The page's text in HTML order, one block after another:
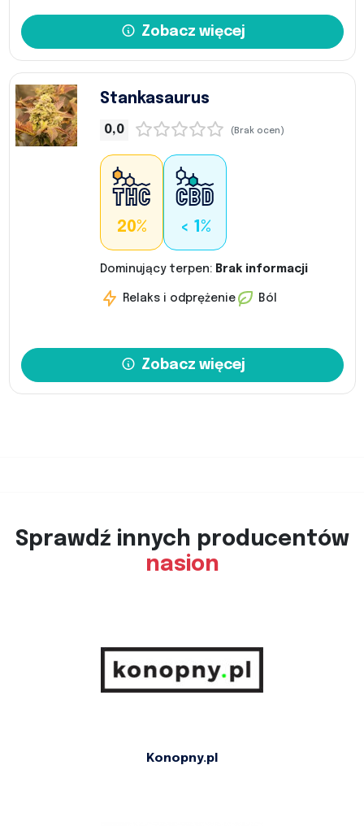
Zobacz więcej
Stankasaurus
0,0 (Brak ocen)
20% < 1%
Dominujący terpen: Brak informacji
Relaks i odprężenie Ból
Zobacz więcej
Sprawdź innych producentów
nasion
Konopny.pl